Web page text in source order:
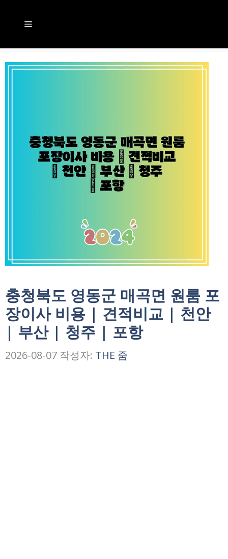
로
메
뉴
충청북도 영동군 매곡면 원룸 포
장이사 비용 | 견적비교 | 천안
| 부산 | 청주 | 포항
2026-08-07 작성자: THE 줌